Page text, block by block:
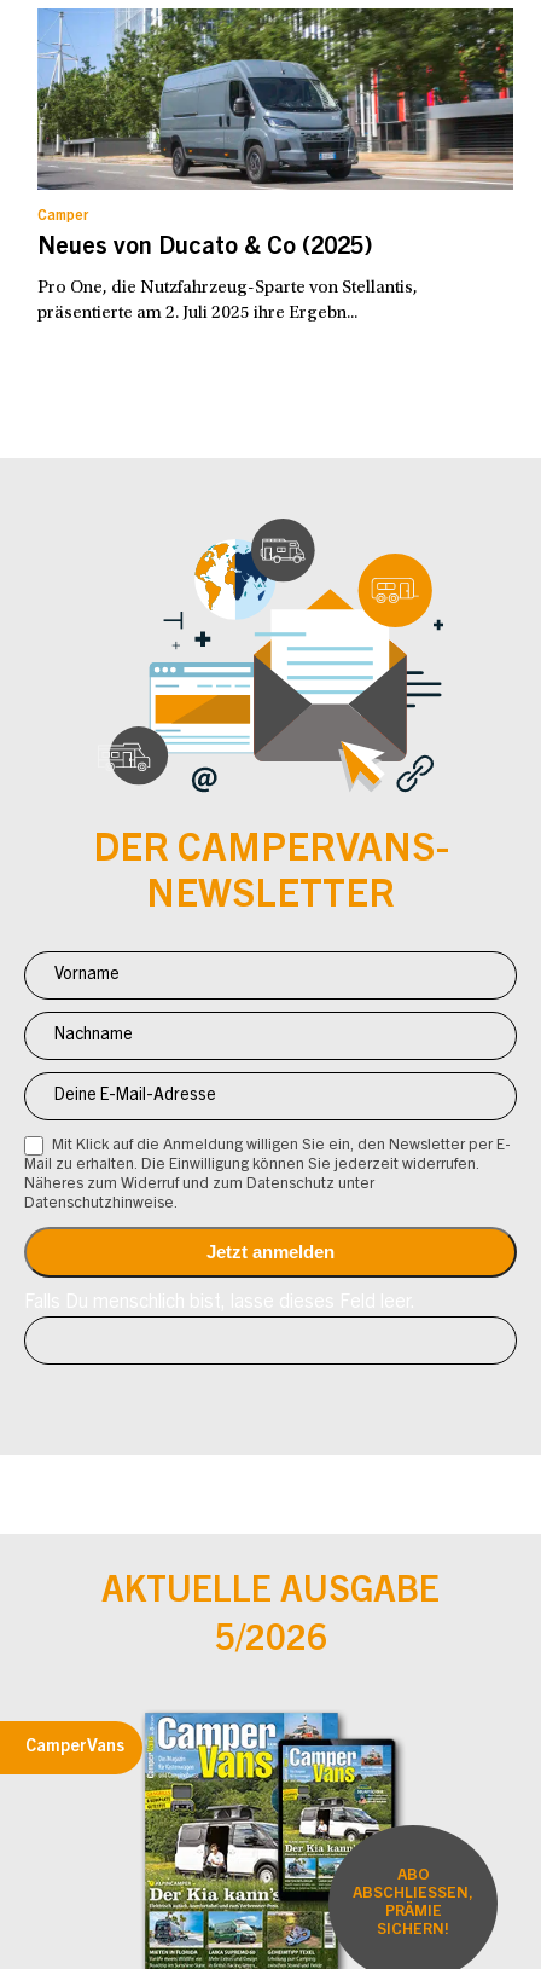
Camper
Neues von Ducato & Co (2025)
Pro One, die Nutzfahrzeug-Sparte von Stellantis,
präsentierte am 2. Juli 2025 ihre Ergebn...
DER CAMPERVANS-
NEWSLETTER
Newsletter
Anmeldung
CV
Mit Klick auf die Anmeldung willigen Sie ein, den Newsletter per E-
Mail zu erhalten. Die Einwilligung können Sie jederzeit widerrufen.
Näheres zum Widerruf und zum Datenschutz unter
Datenschutzhinweise.
AKTUELLE AUSGABE
5/2026
CamperVans
ABO
ABSCHLIESSEN,
PRÄMIE
SICHERN!